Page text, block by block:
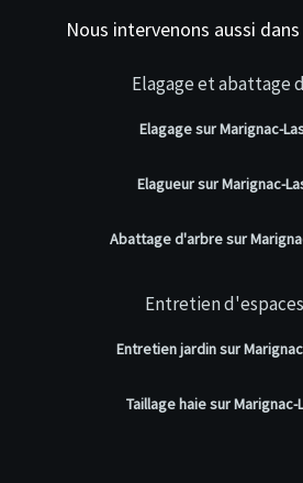
Nous intervenons aussi
Elagage et abattage
Elagage sur Marignac-
Elagueur sur Marignac-
Abattage d'arbre sur
Entretien
Entretien jardin sur
Taillage haie sur